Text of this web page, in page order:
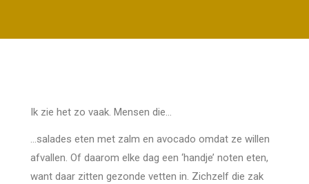
Ik zie het zo vaak. Mensen die…
…salades eten met zalm en avocado omdat ze willen
afvallen. Of daarom elke dag een ‘handje’ noten eten,
want daar zitten gezonde vetten in. Zichzelf die zak